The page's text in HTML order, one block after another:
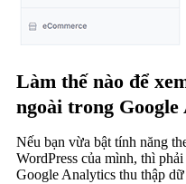
Làm thế nào để
ngoài trong Google
Nếu bạn vừa bật tính năng
WordPress của mình, thì
Google Analytics thu thập